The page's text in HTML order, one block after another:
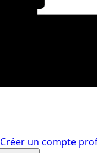
Créer un compte